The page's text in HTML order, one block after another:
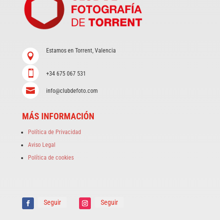

Estamos en Torrent, Valencia
 +34 675 067 531
 info@clubdefoto.com
MÁS INFORMACIÓN
Política de Privacidad
Aviso Legal
Política de cookies
Seguir Seguir